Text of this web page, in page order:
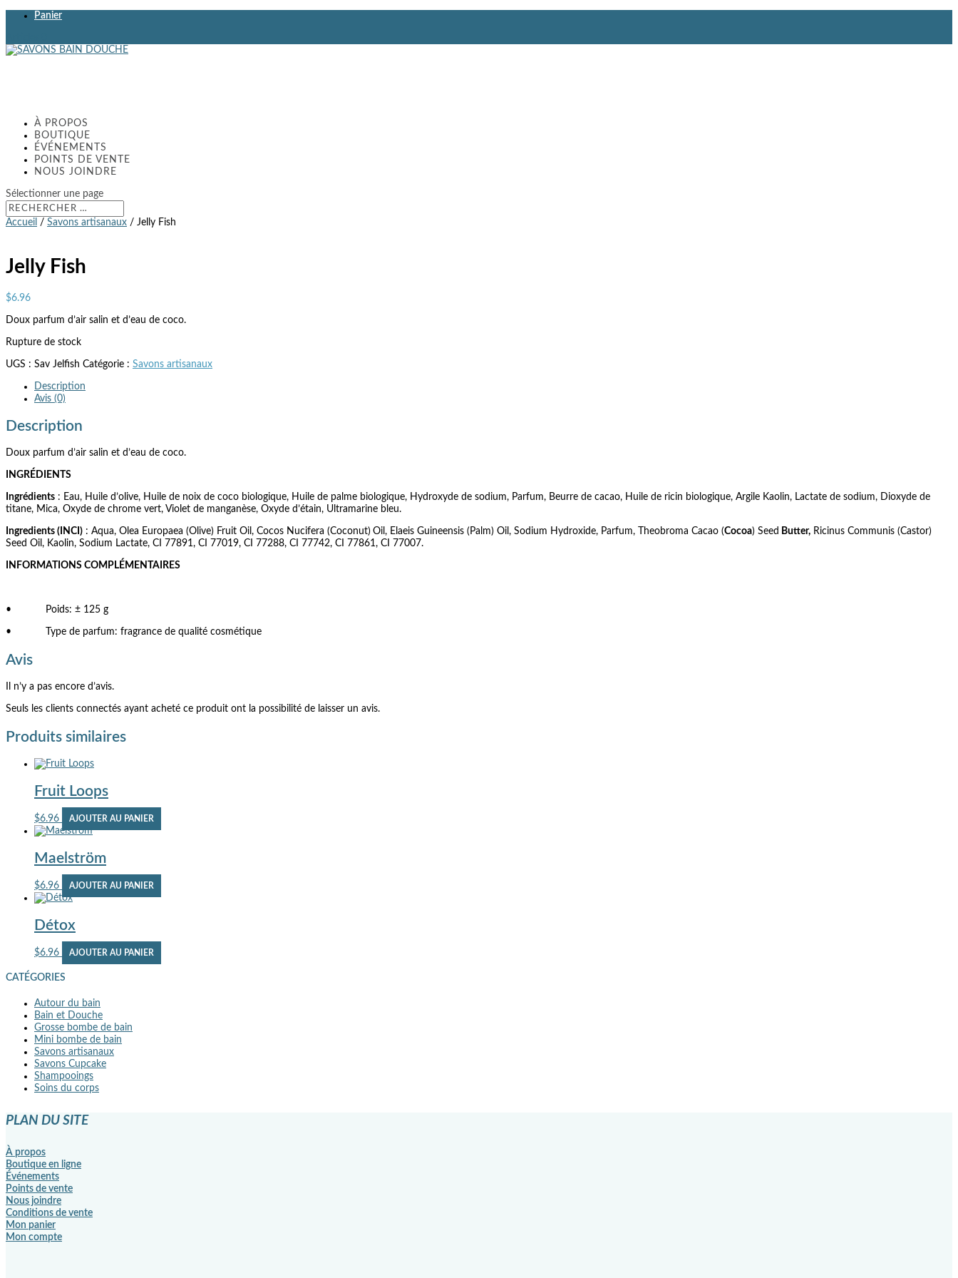
Panier
À PROPOS
BOUTIQUE
ÉVÉNEMENTS
POINTS DE VENTE
NOUS JOINDRE
Sélectionner une page
Accueil / Savons artisanaux / Jelly Fish
Jelly Fish
$6.96
Doux parfum d’air salin et d’eau de coco.
Rupture de stock
UGS : Sav Jelfish Catégorie : Savons artisanaux
Description
Avis (0)
Description
Doux parfum d’air salin et d’eau de coco.
INGRÉDIENTS
Ingrédients : Eau, Huile d’olive, Huile de noix de coco biologique, Huile de palme biologique, Hydroxyde de sodium, Parfum, Beurre de cacao, Huile de ricin biologique, Argile Kaolin, Lactate de sodium, Dioxyde de
titane, Mica, Oxyde de chrome vert, Violet de manganèse, Oxyde d’étain, Ultramarine bleu.
Ingredients (INCI) : Aqua, Olea Europaea (Olive) Fruit Oil, Cocos Nucifera (Coconut) Oil, Elaeis Guineensis (Palm) Oil, Sodium Hydroxide, Parfum, Theobroma Cacao (Cocoa) Seed Butter, Ricinus Communis (Castor)
Seed Oil, Kaolin, Sodium Lactate, CI 77891, CI 77019, CI 77288, CI 77742, CI 77861, CI 77007.
INFORMATIONS COMPLÉMENTAIRES
• Poids: ± 125 g
• Type de parfum: fragrance de qualité cosmétique
Avis
Il n’y a pas encore d’avis.
Seuls les clients connectés ayant acheté ce produit ont la possibilité de laisser un avis.
Produits similaires
Fruit Loops
$6.96 AJOUTER AU PANIER
Maelström
$6.96 AJOUTER AU PANIER
Détox
$6.96 AJOUTER AU PANIER
CATÉGORIES
Autour du bain
Bain et Douche
Grosse bombe de bain
Mini bombe de bain
Savons artisanaux
Savons Cupcake
Shampooings
Soins du corps
PLAN DU SITE
À propos
Boutique en ligne
Événements
Points de vente
Nous joindre
Conditions de vente
Mon panier
Mon compte